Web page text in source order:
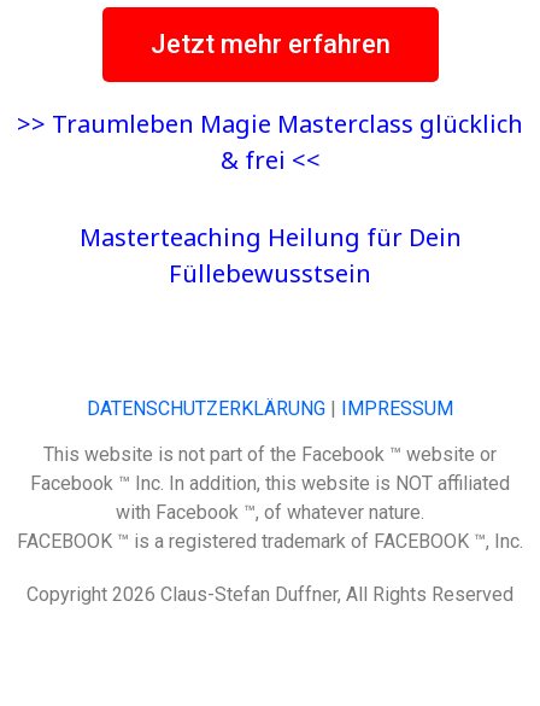
Jetzt mehr erfahren
>> Traumleben Magie Masterclass glücklich
& frei <<
Masterteaching Heilung für Dein
Füllebewusstsein
DATENSCHUTZERKLÄRUNG | IMPRESSUM
This website is not part of the Facebook ™ website or
Facebook ™ Inc. In addition, this website is NOT affiliated
with Facebook ™, of whatever nature.
FACEBOOK ™ is a registered trademark of FACEBOOK ™, Inc.
Copyright 2026 Claus-Stefan Duffner, All Rights Reserved